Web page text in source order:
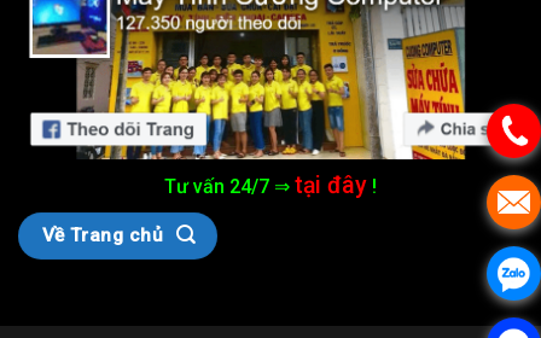
Tư vấn 24/7 ⇒ tại đây !
Về Trang chủ